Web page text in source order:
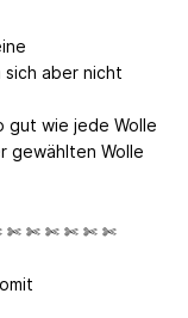
sich aber nicht
gut wie jede Wolle
gewählten Wolle
✄ ✄ ✄ ✄ ✄ ✄